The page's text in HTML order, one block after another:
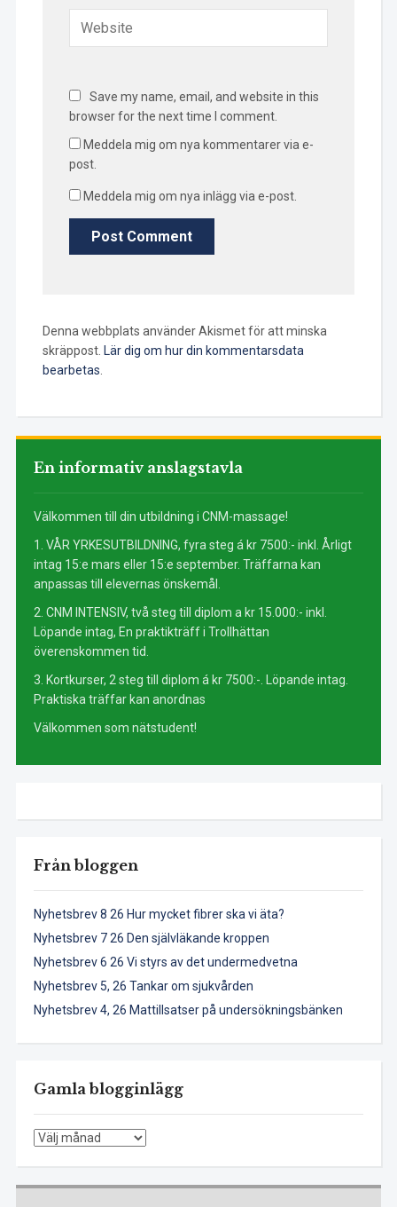
En informativ anslagstavla
Välkommen till din utbildning i CNM-massage!
1. VÅR YRKESUTBILDNING, fyra steg á kr 7500:- inkl. Årligt
intag 15:e mars eller 15:e september. Träffarna kan
anpassas till elevernas önskemål.
2. CNM INTENSIV, två steg till diplom a kr 15.000:- inkl.
Löpande intag, En praktikträff i Trollhättan
överenskommen tid.
3. Kortkurser, 2 steg till diplom á kr 7500:-. Löpande intag.
Praktiska träffar kan anordnas
Välkommen som nätstudent!
Från bloggen
Nyhetsbrev 8 26 Hur mycket fibrer ska vi äta?
Nyhetsbrev 7 26 Den självläkande kroppen
Nyhetsbrev 6 26 Vi styrs av det undermedvetna
Nyhetsbrev 5, 26 Tankar om sjukvården
Nyhetsbrev 4, 26 Mattillsatser på undersökningsbänken
Gamla blogginlägg
Gamla
Save my name, email, and website in this
browser for the next time I comment.
Meddela mig om nya kommentarer via e-
post.
Meddela mig om nya inlägg via e-post.
Denna webbplats använder Akismet för att minska
skräppost. Lär dig om hur din kommentarsdata
bearbetas